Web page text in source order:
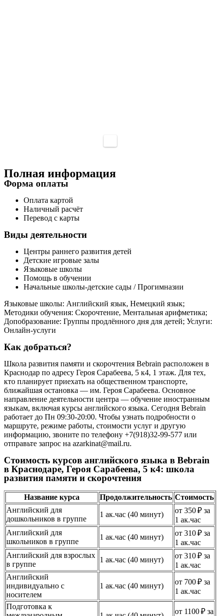
Полная информация
Форма оплаты
Оплата картой
Наличный расчёт
Перевод с карты
Виды деятельности
Центры раннего развития детей
Детские игровые залы
Языковые школы
Помощь в обучении
Начальные школы-детские сады / Прогимназии
Языковые школы: Английский язык, Немецкий язык;
Методики обучения: Скорочтение, Ментальная арифметика;
Допобразование: Группы продлённого дня для детей; Услуги:
Онлайн-услуги
Как добраться?
Школа развития памяти и скорочтения Bebrain расположен в
Краснодар по адресу Героя Сарабеева, 5 к4, 1 этаж. Для тех,
кто планирует приехать на общественном транспорте,
ближайшая остановка — им. Героя Сарабеева. Основное
направление деятельности центра — обучение иностранным
языкам, включая курсы английского языка. Сегодня Bebrain
работает до Пн 09:30-20:00. Чтобы узнать подробности о
маршруте, режиме работы, стоимости услуг и другую
информацию, звоните по телефону +7(918)32-99-577 или
отправьте запрос на azarkinat@mail.ru.
Стоимость курсов английского языка в Bebrain
в Краснодаре, Героя Сарабеева, 5 к4: школа
развития памяти и скорочтения
Название курса Продолжительность Стоимость
Английский для
дошкольников в группе
1 ак.час (40 минут)
от 350 ₽ за
1 ак.час
Английский для
школьников в группе
1 ак.час (40 минут)
от 310 ₽ за
1 ак.час
Английский для взрослых
в группе
1 ак.час (40 минут)
от 310 ₽ за
1 ак.час
Английский
индивидуально с
носителем
1 ак.час (40 минут)
от 700 ₽ за
1 ак.час
Подготовка к
от 1100 ₽ за